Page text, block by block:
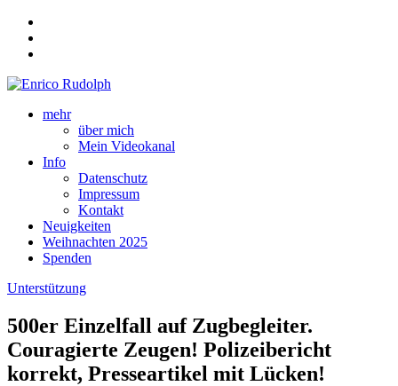
mehr
über mich
Mein Videokanal
Info
Datenschutz
Impressum
Kontakt
Neuigkeiten
Weihnachten 2025
Spenden
Unterstützung
500er Einzelfall auf Zugbegleiter.
Couragierte Zeugen! Polizeibericht
korrekt, Presseartikel mit Lücken!